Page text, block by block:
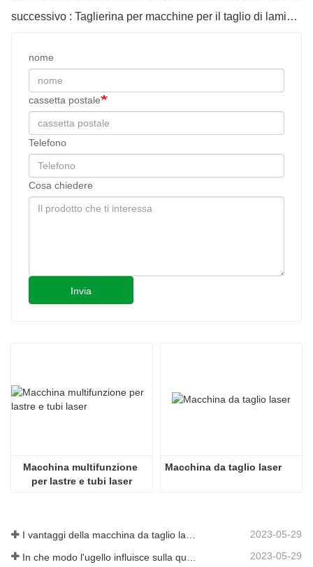
successivo : Taglierina per macchine per il taglio di lamiere in acciaio cnc laser H
nome
cassetta postale
Telefono
Cosa chiedere
Invia
Macchina multifunzione
per lastre e tubi laser
Macchina da taglio laser
I vantaggi della macchina da taglio laser integrata con piastra e tubo 2023-05-29
2023-05-29